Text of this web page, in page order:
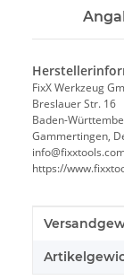
FixX Werkzeug
Breslauer Str. 16
Baden-
Gammertingen,
https://
Wert